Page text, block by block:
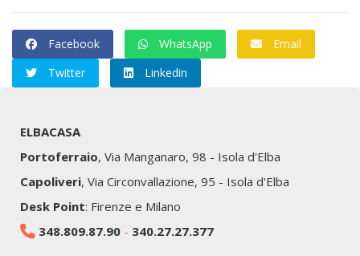
Facebook WhatsApp
Email
Twitter
Linkedin
ELBACASA
Portoferraio, Via Manganaro, 98 - Isola d'Elba
Capoliveri, Via Circonvallazione, 95 - Isola d'Elba
Desk Point: Firenze e Milano
348.809.87.90 - 340.27.27.377